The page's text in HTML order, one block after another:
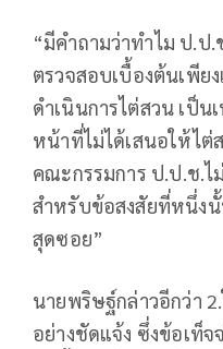
“มีคำถามว่าทำไม ป.ป
ตรวจสอบเบื้องต้นเพีย
ดำเนินการไต่สวน เป็น
หน้าที่ไม่ได้เสนอให้ไต่
คณะกรรมการ ป.ป.ช.
สำหรับข้อสงสัยที่หนึ่ง
สุดซอย”
นายพริษฐ์กล่าวอีกว่า
อย่างชัดแจ้ง ซึ่งข้อเท็